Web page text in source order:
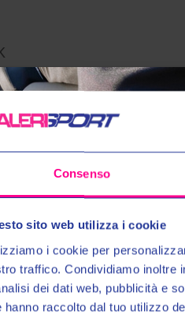
Consenso
sito web utilizza i cookie
i cookie per
traffico. Condividiamo inoltre
dei dati web, pubblicità e
hanno raccolto dal tuo utilizzo
spalle
secondo la norma
secondo la norma
secondo la norma
morbide certificate